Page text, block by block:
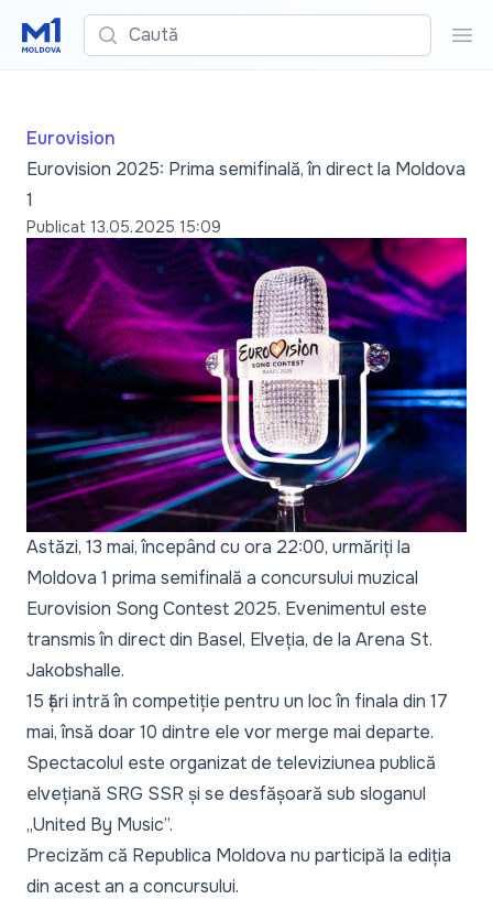
Caută
Eurovision
Eurovision 2025: Prima semifinală, în direct la Moldova
1
Publicat 13.05.2025 15:09
Astăzi, 13 mai, începând cu ora 22:00, urmăriți la
Moldova 1 prima semifinală a concursului muzical
Eurovision Song Contest 2025. Evenimentul este
transmis în direct din Basel, Elveția, de la Arena St.
Jakobshalle.
15 țări intră în competiție pentru un loc în finala din 17
mai, însă doar 10 dintre ele vor merge mai departe.
Spectacolul este organizat de televiziunea publică
elvețiană SRG SSR și se desfășoară sub sloganul
„United By Music”.
Precizăm că Republica Moldova nu participă la ediția
din acest an a concursului.